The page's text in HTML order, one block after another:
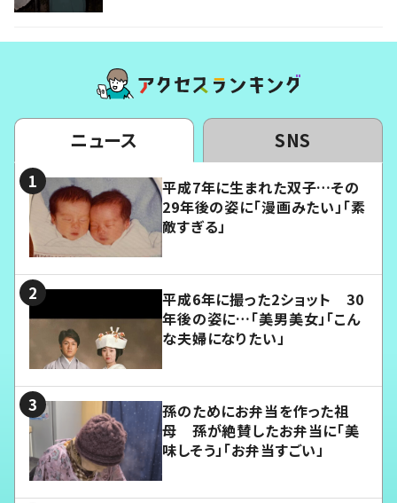
ニュース SNS
平成7年に生まれた双子…その
29年後の姿に「漫画みたい」「素
敵すぎる」
平成6年に撮った2ショット 30
年後の姿に…「美男美女」「こん
な夫婦になりたい」
孫のためにお弁当を作った祖
母 孫が絶賛したお弁当に「美
味しそう」「お弁当すごい」